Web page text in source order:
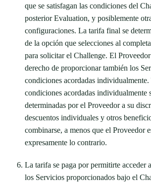
que se satisfagan las condiciones del
posterior Evaluation, y posiblemente
configuraciones. La tarifa final se
de la opción que selecciones al
para solicitar el Challenge. El Proveedor
derecho de proporcionar también los
condiciones acordadas individualmente.
condiciones acordadas individualmente
determinadas por el Proveedor a su
descuentos individuales y otros
combinarse, a menos que el Proveedor
expresamente lo contrario.
La tarifa se paga por permitirte acceder
los Servicios proporcionados bajo el